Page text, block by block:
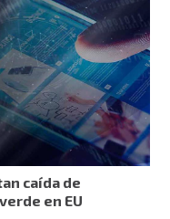
caída de
en EU